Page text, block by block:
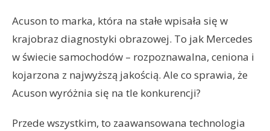
Acuson to marka, która na stałe wpisała się w
krajobraz diagnostyki obrazowej. To jak Mercedes
w świecie samochodów – rozpoznawalna, ceniona i
kojarzona z najwyższą jakością. Ale co sprawia, że
Acuson wyróżnia się na tle konkurencji?
Przede wszystkim, to zaawansowana technologia